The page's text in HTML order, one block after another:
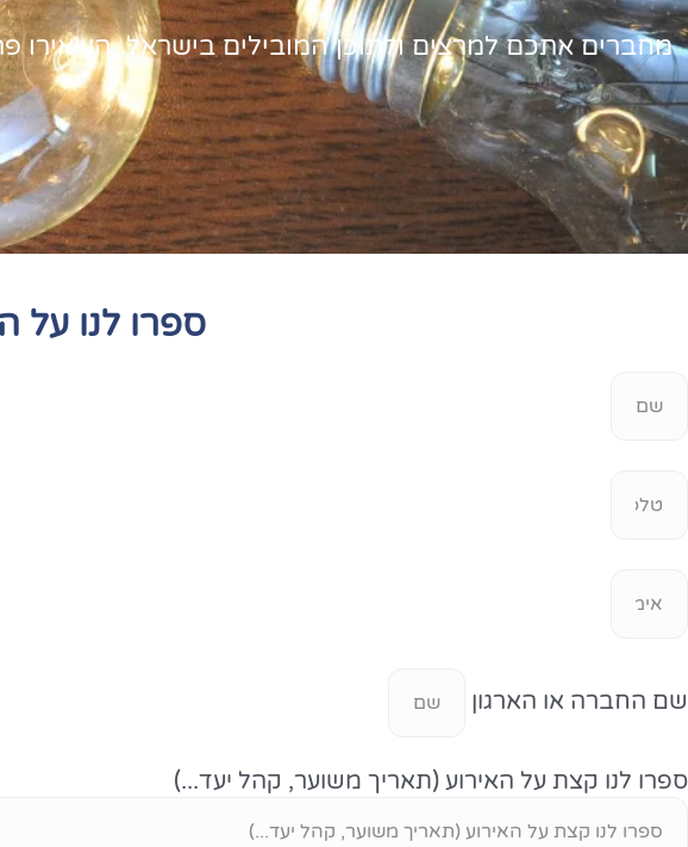
מחברים אתכם למרצים ולתוכן המובילים בישראל. השאירו
ספרו לנו על
שם החברה או הארגון
ספרו לנו קצת על האירוע (תאריך משוער, קהל יעד...)